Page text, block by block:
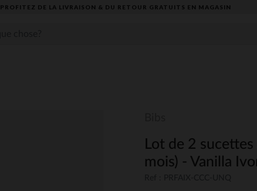
PROFITEZ DE LA LIVRAISON & DU RETOUR GRATUITS EN MAGASIN​
Lot de 2
mois) - Vanilla